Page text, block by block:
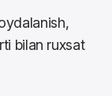
bilan ruxsat